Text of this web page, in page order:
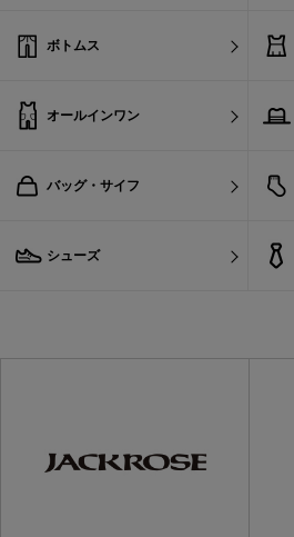
ボトムス
オールインワン
バッグ・サイフ
シューズ